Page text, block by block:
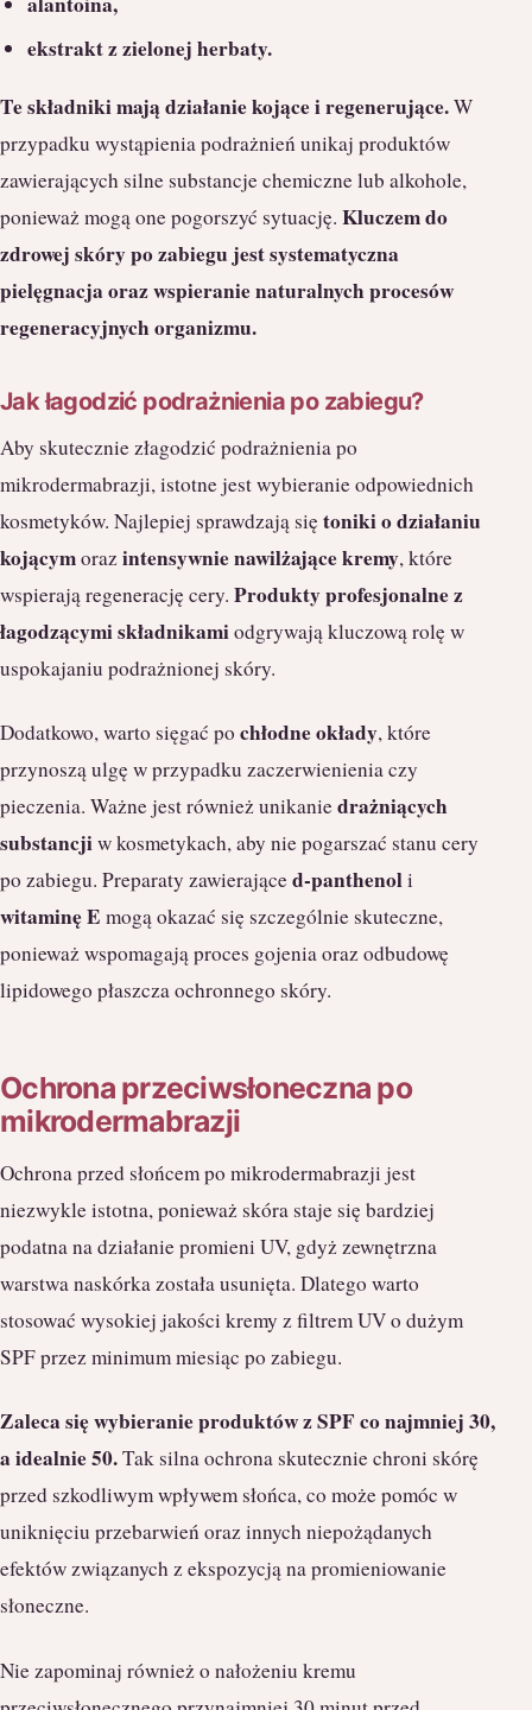
ekstrakt z zielonej herbaty.
Te składniki mają działanie kojące i regenerujące.W
przypadku wystąpienia podrażnień unikaj produktów
zawierających silne substancje chemiczne lub alkohole,
ponieważ mogą one pogorszyć sytuację. Kluczem do
zdrowej skóry po zabiegu jest systematyczna
pielęgnacja oraz wspieranie naturalnych procesów
regeneracyjnych organizmu.
Jak łagodzić podrażnienia po zabiegu?
Aby skutecznie złagodzić podrażnienia po
mikrodermabrazji, istotne jest wybieranie odpowiednich
kosmetyków. Najlepiej sprawdzają się toniki o działaniu
kojącymorazintensywnie nawilżające kremy, które
wspierają regenerację cery. Produkty profesjonalne z
łagodzącymi składnikamiodgrywają kluczową rolę w
uspokajaniu podrażnionej skóry.
Dodatkowo, warto sięgać po chłodne okłady, które
przynoszą ulgę w przypadku zaczerwienienia czy
pieczenia. Ważne jest również unikaniedrażniących
substancjiw kosmetykach, aby nie pogarszać stanu cery
po zabiegu. Preparaty zawierająced-panthenoli
witaminę E mogą okazać się szczególnie skuteczne,
ponieważ wspomagają proces gojenia oraz odbudowę
lipidowego płaszcza ochronnego skóry.
Ochrona przeciwsłoneczna po
mikrodermabrazji
Ochrona przed słońcem po mikrodermabrazji jest
niezwykle istotna, ponieważ skóra staje się bardziej
podatna na działanie promieni UV, gdyż zewnętrzna
warstwa naskórka została usunięta. Dlatego warto
stosować wysokiej jakości kremy z filtrem UV o dużym
SPF przez minimum miesiąc po zabiegu.
Zaleca się wybieranie produktów z SPF co najmniej 30,
a idealnie 50.Tak silna ochrona skutecznie chroni skórę
przed szkodliwym wpływem słońca, co może pomóc w
uniknięciu przebarwień oraz innych niepożądanych
efektów związanych z ekspozycją na promieniowanie
słoneczne.
Nie zapominaj również o nałożeniu kremu